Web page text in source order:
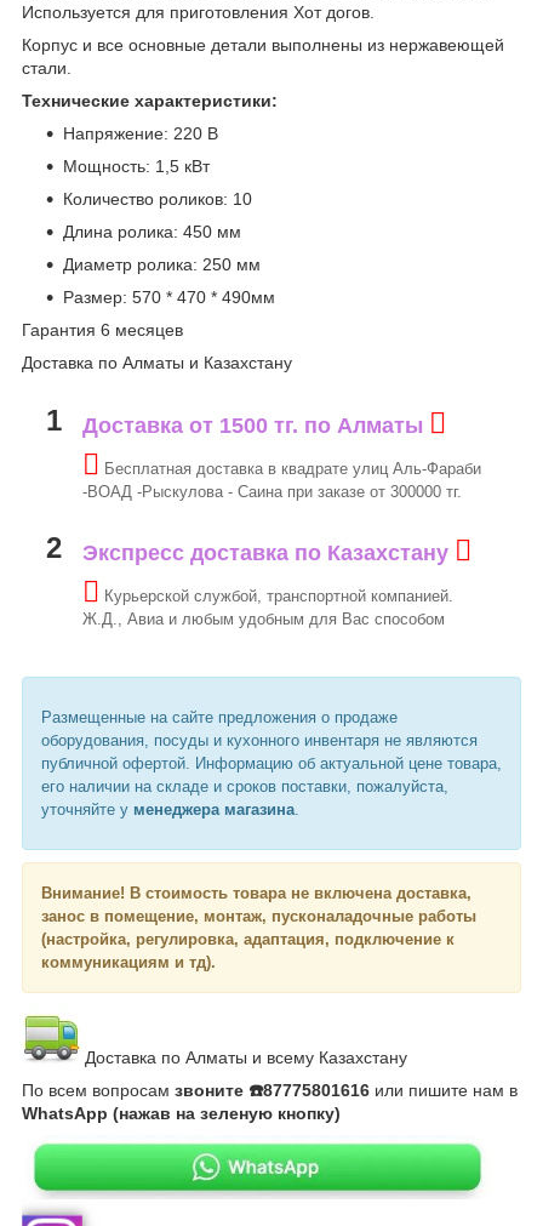
Используется для приготовления Хот догов.
Корпус и все основные детали выполнены из нержавеющей
стали.
Технические характеристики:
Напряжение: 220 В
Мощность: 1,5 кВт
Количество роликов: 10
Длина ролика: 450 мм
Диаметр ролика: 250 мм
Размер: 570 * 470 * 490мм
Гарантия 6 месяцев
Доставка по Алматы и Казахстану
1 Доставка от 1500 тг. по Алматы
Бесплатная доставка в квадрате улиц Аль-Фараби
-ВОАД -Рыскулова - Саина при заказе от 300000 тг.
2 Экспресс доставка по Казахстану
Курьерской службой, транспортной компанией.
Ж.Д., Авиа и любым удобным для Вас способом
Размещенные на сайте предложения о продаже
оборудования, посуды и кухонного инвентаря не являются
публичной офертой. Информацию об актуальной цене товара,
его наличии на складе и сроков поставки, пожалуйста,
уточняйте у менеджера магазина
Внимание! В стоимость товара не включена доставка,
занос в помещение, монтаж, пусконаладочные работы
(настройка, регулировка, адаптация, подключение к
коммуникациям и тд).
Доставка по Алматы и всему Казахстану
По всем вопросам звоните ☎️87775801616 или пишите нам в
WhatsApp (нажав на зеленую кнопку)